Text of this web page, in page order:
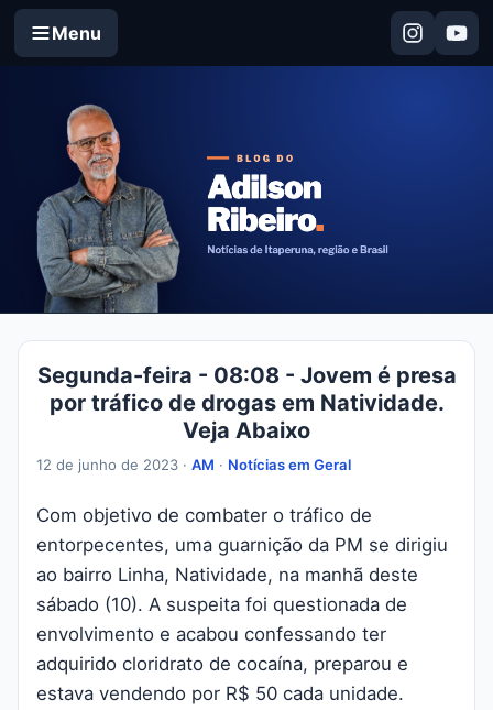
Menu
Segunda-feira - 08:08 - Jovem é presa
por tráfico de drogas em Natividade.
Veja Abaixo
12 de junho de 2023 · AM · Notícias em Geral
Com objetivo de combater o tráfico de
entorpecentes, uma guarnição da PM se dirigiu
ao bairro Linha, Natividade, na manhã deste
sábado (10). A suspeita foi questionada de
envolvimento e acabou confessando ter
adquirido cloridrato de cocaína, preparou e
estava vendendo por R$ 50 cada unidade.